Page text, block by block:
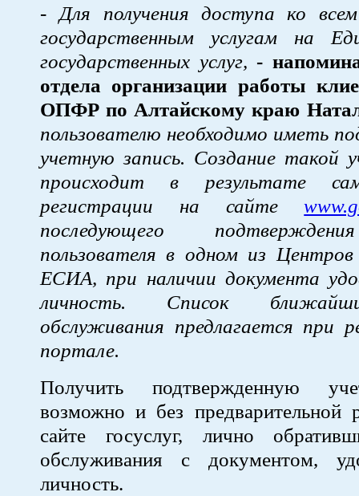
- Для получения доступа ко
государственным услугам на
государственных услуг, -
отдела организации работы
ОПФР по Алтайскому краю
пользователю необходимо иметь
учетную запись. Создание такой
происходит в результате
регистрации на сайте
последующего
пользователя в одном из
ЕСИА, при наличии документа
личность. Список
обслуживания предлагается при
портале.
Получить подтвержденную
возможно и без предварительной
сайте госуслуг, лично
обслуживания с документом,
личность.